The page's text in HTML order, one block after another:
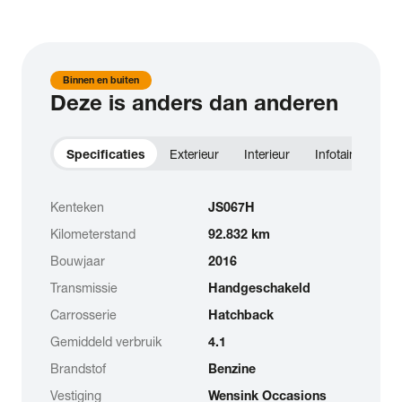
Binnen en buiten
Deze is anders dan anderen
Specificaties Exterieur Interieur Infotainment
Kenteken
JS067H
Kilometerstand
92.832 km
Bouwjaar
2016
Transmissie
Handgeschakeld
Carrosserie
Hatchback
Gemiddeld verbruik
4.1
Brandstof
Benzine
Vestiging
Wensink Occasions